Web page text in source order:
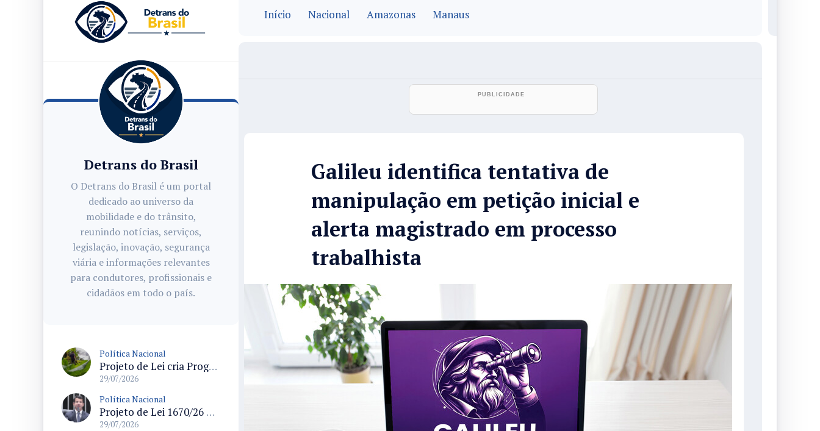
Detrans do Brasil
O Detrans do Brasil é um portal
dedicado ao universo da
mobilidade e do trânsito,
reunindo notícias, serviços,
legislação, inovação, segurança
viária e informações relevantes
para condutores, profissionais e
cidadãos em todo o país.
Política Nacional
Projeto de Lei cria Programa Nacional para assentamentos periurbanos e semirrurais com foco na produção familiar
29/07/2026
Política Nacional
Projeto de Lei 1670/26 propõe limite de idade dos táxis em 15 anos e prevê linhas de crédito para renovação da frota
29/07/2026
Início Nacional Amazonas Manaus
Galileu identifica tentativa de
manipulação em petição inicial e
alerta magistrado em processo
trabalhista